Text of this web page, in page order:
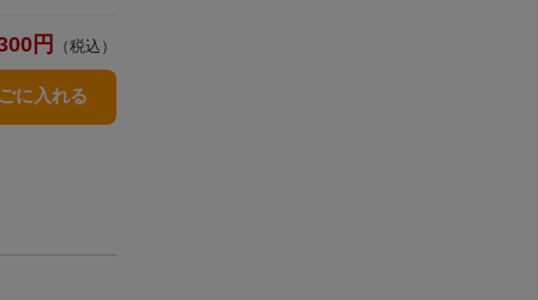
円 （税込）
に入れる